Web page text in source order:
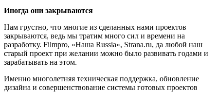
Иногда они закрываются
Нам грустно, что многие из сделанных нами проектов
закрываются, ведь мы тратим много сил и времени на
разработку. Filmpro, «Наша Russia», Strana.ru, да любой наш
старый проект при желании можно было развивать годами и
зарабатывать на этом.
Именно многолетняя техническая поддержка, обновление
дизайна и совершенствование системы готовых проектов